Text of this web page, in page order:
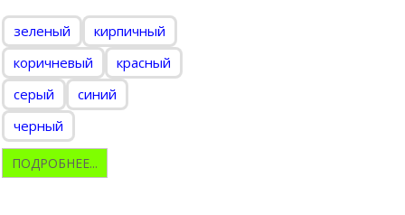
зеленый
кирпичный
коричневый
красный
серый
синий
черный
ПОДРОБНЕЕ...